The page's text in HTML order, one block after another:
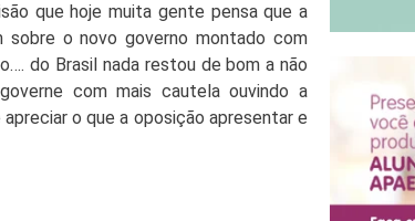
que hoje muita gente pensa que a
sobre o novo governo montado com
do Brasil nada restou de bom a não
com mais cautela ouvindo a
o que a oposição apresentar e